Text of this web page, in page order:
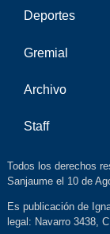
Deportes
Gremial
Archivo
Staff
Todos los derechos
Sanjaume el 10 de
Es publicación de
legal: Navarro 3438,